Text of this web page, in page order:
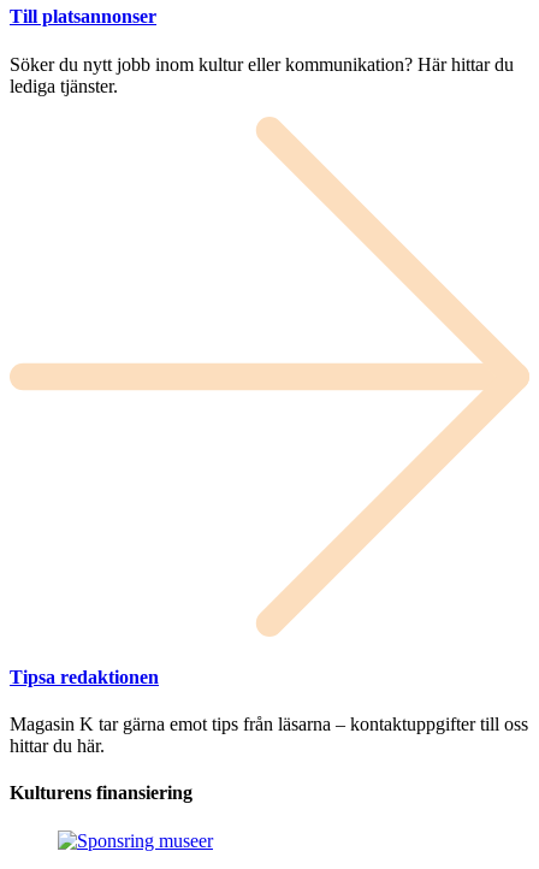
Till platsannonser
Söker du nytt jobb inom kultur eller kommunikation? Här hittar du
lediga tjänster.
Tipsa redaktionen
Magasin K tar gärna emot tips från läsarna – kontaktuppgifter till oss
hittar du här.
Kulturens finansiering